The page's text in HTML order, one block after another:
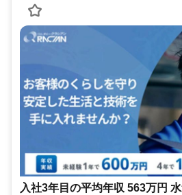
入社3年目の平均年収 563万円